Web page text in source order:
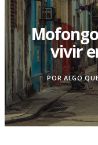
vivir
PORALGO